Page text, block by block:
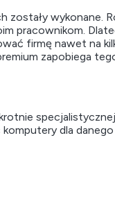
zostały wykonane.
pracownikom.
firmę nawet na
zapobiega
dla